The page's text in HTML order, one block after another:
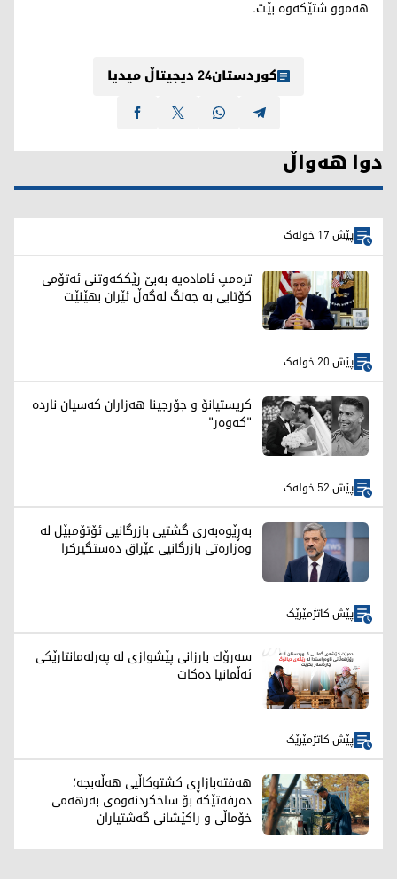
هەموو شتێکەوە بێت.
کوردستان24 دیجیتاڵ میدیا
دوا هەواڵ
پێش 17 خولەک
ترەمپ ئامادەیە بەبێ رێککەوتنی ئەتۆمی
کۆتایی بە جەنگ لەگەڵ ئێران بهێنێت
پێش 20 خولەک
کریستیانۆ و جۆرجینا هەزاران کەسیان ناردە
"کەوەر"
پێش 52 خولەک
بەڕێوەبەری گشتیی بازرگانیی ئۆتۆمبێل لە
وەزارەتی بازرگانیی عێراق دەستگیرکرا
پێش کاتژمێرێک
سەرۆك بارزانی پێشوازی لە پەرلەمانتارێكی
ئەڵمانیا دەكات
پێش کاتژمێرێک
هەفتەبازاڕی کشتوکاڵیی هەڵەبجە؛
دەرفەتێکە بۆ ساخکردنەوەی بەرهەمی
خۆماڵی و راکێشانی گەشتیاران